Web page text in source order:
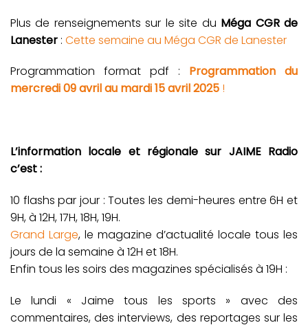
Plus de renseignements sur le site du Méga CGR de
Lanester : Cette semaine au Méga CGR de Lanester
Programmation format pdf : Programmation du
mercredi 09 avril au mardi 15 avril 2025 !
L’information locale et régionale sur JAIME Radio
c’est :
10 flashs par jour : Toutes les demi-heures entre 6H et
9H, à 12H, 17H, 18H, 19H.
Grand Large, le magazine d’actualité locale tous les
jours de la semaine à 12H et 18H.
Enfin tous les soirs des magazines spécialisés à 19H :
Le lundi « Jaime tous les sports » avec des
commentaires, des interviews, des reportages sur les